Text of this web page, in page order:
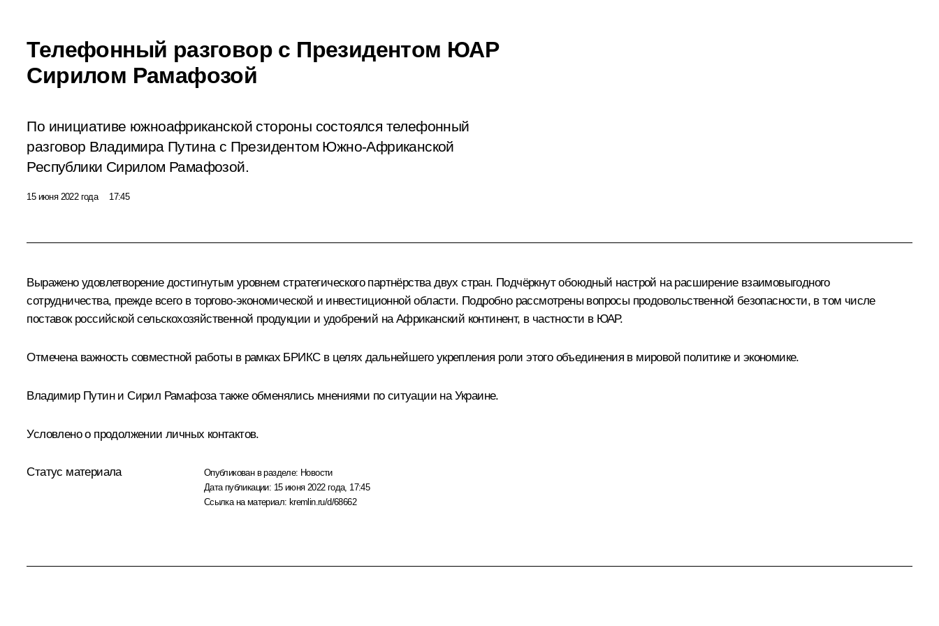
Телефонный разговор с Президентом ЮАР
Сирилом Рамафозой
По инициативе южноафриканской стороны состоялся телефонный
разговор Владимира Путина с Президентом Южно-Африканской
Республики Сирилом Рамафозой.
15 июня 2022 года 17:45
Выражено удовлетворение достигнутым уровнем стратегического партнёрства двух стран. Подчёркнут обоюдный настрой на расширение взаимовыгодного
сотрудничества, прежде всего в торгово-экономической и инвестиционной области. Подробно рассмотрены вопросы продовольственной безопасности, в том числе
поставок российской сельскохозяйственной продукции и удобрений на Африканский континент, в частности в ЮАР.
Отмечена важность совместной работы в рамках БРИКСв целях дальнейшего укрепления роли этого объединения в мировой политике и экономике.
Владимир Путин иСирил Рамафозатакже обменялись мнениями по ситуации на Украине.
Условлено о продолжении личных контактов.
Статус материала Опубликован в разделе: Новости
Дата публикации: 15 июня 2022 года, 17:45
Ссылка на материал: kremlin.ru/d/68662